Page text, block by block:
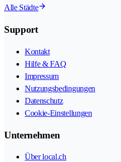
Alle Städte
Support
Kontakt
Hilfe & FAQ
Impressum
Nutzungsbedingungen
Datenschutz
Cookie-Einstellungen
Unternehmen
Über local.ch